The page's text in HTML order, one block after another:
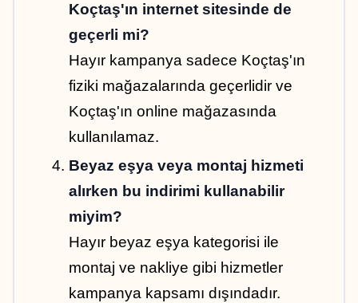
Koçtaş'ın internet sitesinde de
geçerli mi?
Hayır kampanya sadece Koçtaş'ın
fiziki mağazalarında geçerlidir ve
Koçtaş'ın online mağazasında
kullanılamaz.
Beyaz eşya veya montaj hizmeti
alırken bu indirimi kullanabilir
miyim?
Hayır beyaz eşya kategorisi ile
montaj ve nakliye gibi hizmetler
kampanya kapsamı dışındadır.